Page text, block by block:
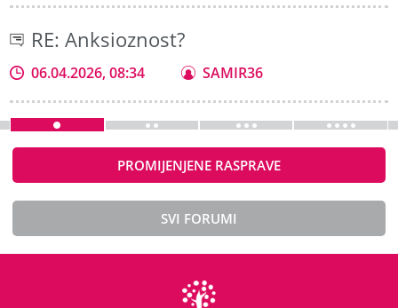
RE: Anksioznost?
06.04.2026, 08:34 SAMIR36
PROMIJENJENE RASPRAVE
SVI FORUMI